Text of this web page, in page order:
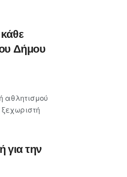
Δήμου
αθλητισμού
για την